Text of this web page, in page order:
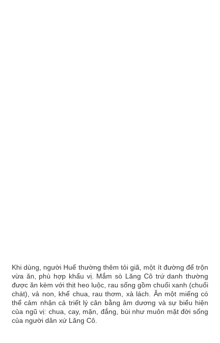
Khi dùng, người Huế thường thêm tỏi giã, một ít đường để trộn
vừa ăn, phù hợp khẩu vị. Mắm sò Lăng Cô trứ danh thường
được ăn kèm với thịt heo luộc, rau sống gồm chuối xanh (chuối
chát), vả non, khế chua, rau thơm, xà lách. Ăn một miếng có
thể cảm nhận cả triết lý cân bằng âm dương và sự biểu hiện
của ngũ vị: chua, cay, mặn, đắng, bùi như muôn mặt đời sống
của người dân xứ Lăng Cô.